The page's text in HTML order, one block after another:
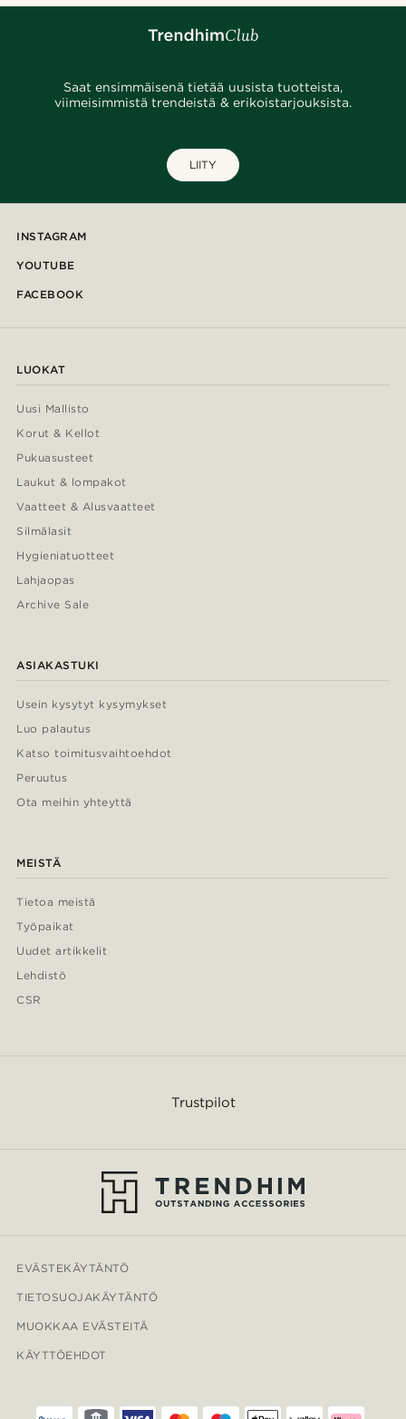
Saat ensimmäisenä tietää uusista tuotteista,
viimeisimmistä trendeistä & erikoistarjouksista.
LIITY
INSTAGRAM
YOUTUBE
FACEBOOK
LUOKAT
Uusi Mallisto
Korut & Kellot
Pukuasusteet
Laukut & lompakot
Vaatteet & Alusvaatteet
Silmälasit
Hygieniatuotteet
Lahjaopas
Archive Sale
ASIAKASTUKI
Usein kysytyt kysymykset
Luo palautus
Katso toimitusvaihtoehdot
Peruutus
Ota meihin yhteyttä
MEISTÄ
Tietoa meistä
Työpaikat
Uudet artikkelit
Lehdistö
CSR
Trustpilot
EVÄSTEKÄYTÄNTÖ
TIETOSUOJAKÄYTÄNTÖ
MUOKKAA EVÄSTEITÄ
KÄYTTÖEHDOT